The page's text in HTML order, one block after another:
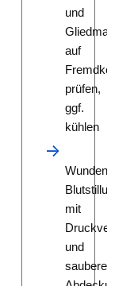
und
auf
prüfen,
ggf.
kühlen
Wunden?
mit
und
saubere